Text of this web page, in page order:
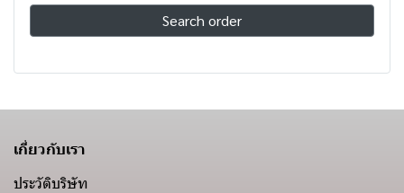
Search order
เกี่ยวกับเรา
ประวัติบริษัท